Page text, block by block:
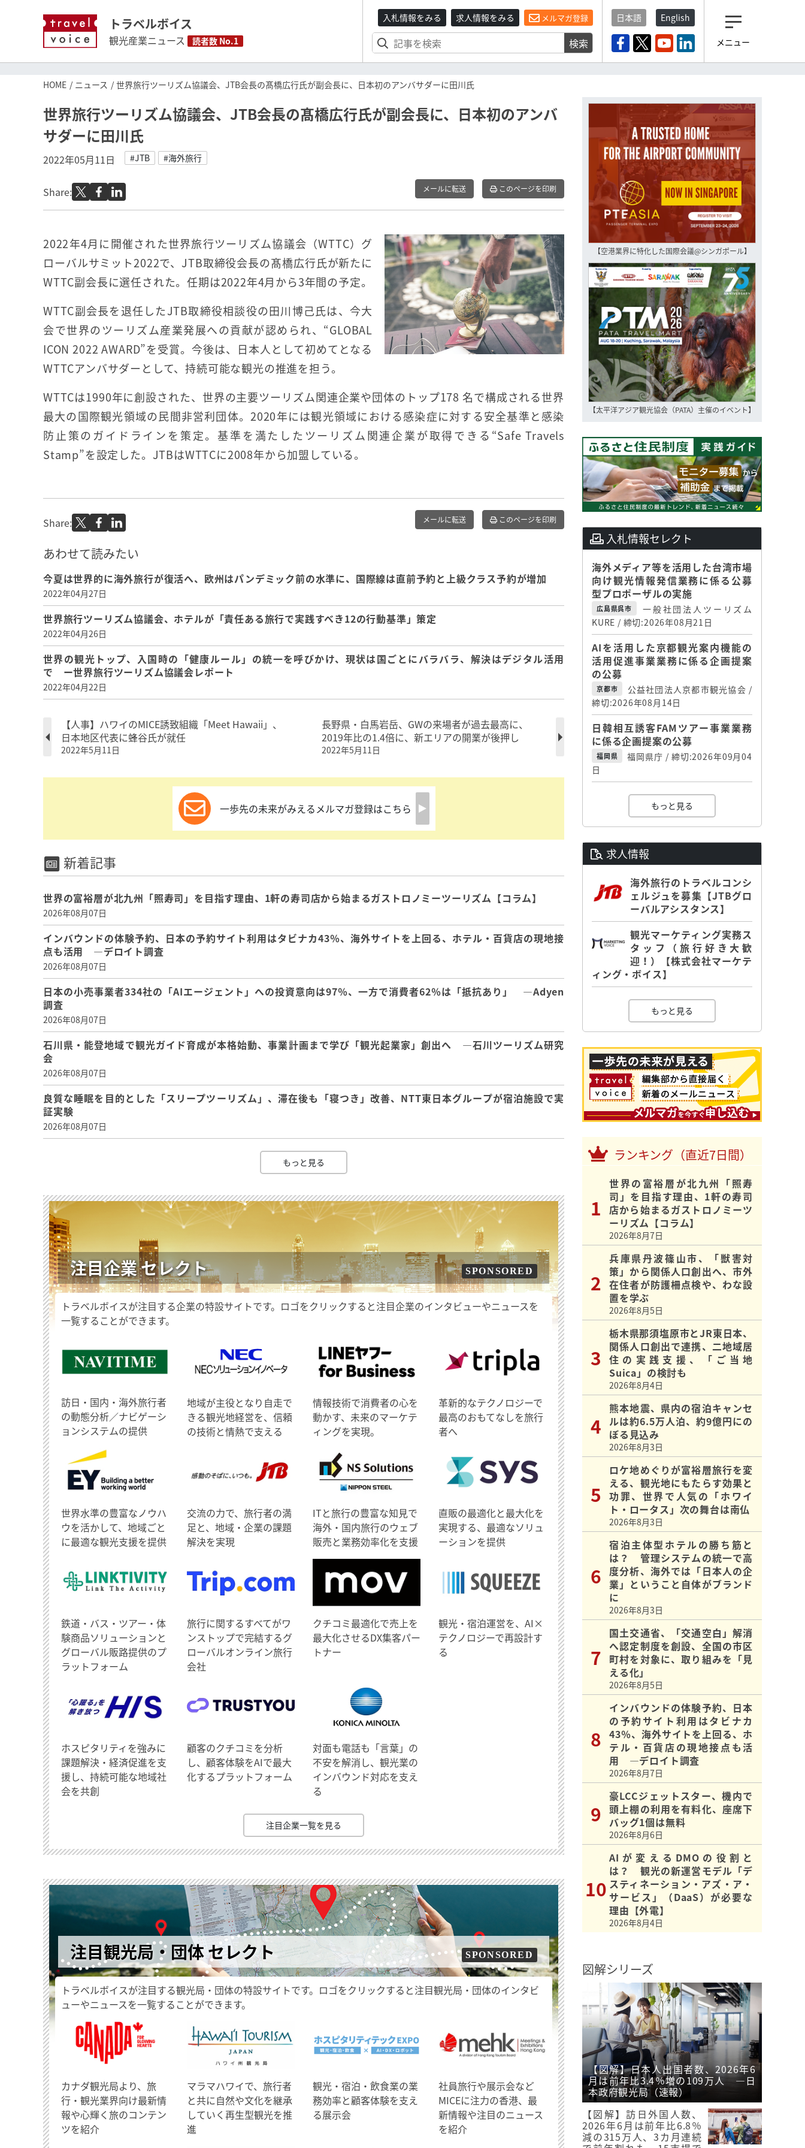
トラベルボイス
観光産業ニュース 読者数 No.1
入札情報をみる 求人情報をみる メルマガ登録
検索
日本語 English
メニュー
HOME ニュース 世界旅行ツーリズム協議会、JTB会長の髙橋広行氏が副会長に、日本初のアンバサダーに田川氏
世界旅行ツーリズム協議会、JTB会長の髙橋広行氏が副会長に、日本初のアンバ
サダーに田川氏
2022年05月11日 #JTB #海外旅行
Share: メールに転送 このページを印刷
2022年4月に開催された世界旅行ツーリズム協議会（WTTC）グ
ローバルサミット2022で、JTB取締役会長の髙橋広行氏が新たに
WTTC副会長に選任された。任期は2022年4月から3年間の予定。
WTTC副会長を退任したJTB取締役相談役の田川博己氏は、今大
会で世界のツーリズム産業発展への貢献が認められ、“GLOBAL
ICON 2022 AWARD”を受賞。今後は、日本人として初めてとなる
WTTCアンバサダーとして、持続可能な観光の推進を担う。
WTTCは1990年に創設された、世界の主要ツーリズム関連企業や団体のトップ178 名で構成される世界
最大の国際観光領域の民間非営利団体。2020年には観光領域における感染症に対する安全基準と感染
防止策のガイドラインを策定。基準を満たしたツーリズム関連企業が取得できる“Safe Travels
Stamp”を設定した。JTBはWTTCに2008年から加盟している。
Share: メールに転送 このページを印刷
あわせて読みたい
今夏は世界的に海外旅行が復活へ、欧州はパンデミック前の水準に、国際線は直前予約と上級クラス予約が増加
2022年04月27日
世界旅行ツーリズム協議会、ホテルが「責任ある旅行で実践すべき12の行動基準」策定
2022年04月26日
世界の観光トップ、入国時の「健康ルール」の統一を呼びかけ、現状は国ごとにバラバラ、解決はデジタル活用
で ー世界旅行ツーリズム協議会レポート
2022年04月22日
【人事】ハワイのMICE誘致組織「Meet Hawaii」、
日本地区代表に蜂谷氏が就任
2022年5月11日
長野県・⽩馬岩岳、GWの来場者が過去最高に、
2019年比の1.4倍に、新エリアの開業が後押し
2022年5月11日
一歩先の未来がみえるメルマガ登録はこちら
新着記事
世界の富裕層が北九州「照寿司」を目指す理由、1軒の寿司店から始まるガストロノミーツーリズム【コラム】
2026年08月07日
インバウンドの体験予約、日本の予約サイト利用はタビナカ43％、海外サイトを上回る、ホテル・百貨店の現地接
点も活用 ―デロイト調査
2026年08月07日
日本の小売事業者334社の「AIエージェント」への投資意向は97％、一方で消費者62％は「抵抗あり」 ―Adyen
調査
2026年08月07日
石川県・能登地域で観光ガイド育成が本格始動、事業計画まで学び「観光起業家」創出へ ―石川ツーリズム研究
会
2026年08月07日
良質な睡眠を目的とした「スリープツーリズム」、滞在後も「寝つき」改善、NTT東日本グループが宿泊施設で実
証実験
2026年08月07日
もっと見る
注目企業 セレクト SPONSORED
トラベルボイスが注目する企業の特設サイトです。ロゴをクリックすると注目企業のインタビューやニュースを
一覧することができます。
訪日・国内・海外旅行者
の動態分析／ナビゲーシ
ョンシステムの提供
地域が主役となり自走で
きる観光地経営を、信頼
の技術と情熱で支える
情報技術で消費者の心を
動かす、未来のマーケテ
ィングを実現。
革新的なテクノロジーで
最高のおもてなしを旅行
者へ
世界水準の豊富なノウハ
ウを活かして、地域ごと
に最適な観光支援を提供
交流の力で、旅行者の満
足と、地域・企業の課題
解決を実現
ITと旅行の豊富な知見で
海外・国内旅行のウェブ
販売と業務効率化を支援
直販の最適化と最大化を
実現する、最適なソリュ
ーションを提供
鉄道・バス・ツアー・体
験商品ソリューションと
グローバル販路提供のプ
ラットフォーム
旅行に関するすべてがワ
ンストップで完結するグ
ローバルオンライン旅行
会社
クチコミ最適化で売上を
最大化させるDX集客パー
トナー
観光・宿泊運営を、AI×
テクノロジーで再設計す
る
ホスピタリティを強みに
課題解決・経済促進を支
援し、持続可能な地域社
会を共創
顧客のクチコミを分析
し、顧客体験をAIで最大
化するプラットフォーム
対面も電話も「言葉」の
不安を解消し、観光業の
インバウンド対応を支え
る
注目企業一覧を見る
注目観光局・団体 セレクト SPONSORED
トラベルボイスが注目する観光局・団体の特設サイトです。ロゴをクリックすると注目観光局・団体のインタビ
ューやニュースを一覧することができます。
​カナダ観光局より、旅
行・観光業界向け最新情
報や心輝く旅のコンテン
ツを紹介
マラマハワイで、旅行者
と共に自然や文化を継承
していく再生型観光を推
進
観光・宿泊・飲食業の業
務効率と顧客体験を支え
る展示会
社員旅行や展示会など
MICEに注力の香港、最
新情報や注目のニュース
を紹介
【空港業界に特化した国際会議@シンガポール】
【太平洋アジア観光協会（PATA）主催のイベント】
入札情報セレクト
海外メディア等を活用した台湾市場
向け観光情報発信業務に係る公募
型プロポーザルの実施
広島県呉市
一般社団法人ツーリズム
KURE / 締切:2026年08月21日
AIを活用した京都観光案内機能の
活用促進事業業務に係る企画提案
の公募
京都市
公益社団法人京都市観光協会 /
締切:2026年08月14日
日韓相互誘客FAMツアー事業業務
に係る企画提案の公募
福岡県
福岡県庁 / 締切:2026年09月04
日
もっと見る
求人情報
海外旅行のトラベルコンシ
ェルジュを募集【JTBグロ
ーバルアシスタンス】
観光マーケティング実務ス
タッフ（旅行好き大歓
迎！）【株式会社マーケテ
ィング・ボイス】
もっと見る
ランキング（直近7日間）
世界の富裕層が北九州「照寿
司」を目指す理由、1軒の寿司
店から始まるガストロノミーツ
ーリズム【コラム】
2026年8月7日
兵庫県丹波篠山市、「獣害対
策」から関係人口創出へ、市外
在住者が防護柵点検や、わな設
置を学ぶ
2026年8月5日
栃木県那須塩原市とJR東日本、
関係人口創出で連携、二地域居
住の実践支援、「ご当地
Suica」の検討も
2026年8月4日
熊本地震、県内の宿泊キャンセ
ルは約6.5万人泊、約9億円にの
ぼる見込み
2026年8月3日
ロケ地めぐりが富裕層旅行を変
える、観光地にもたらす効果と
功罪、世界で人気の「ホワイ
ト・ロータス」次の舞台は南仏
2026年8月3日
宿泊主体型ホテルの勝ち筋と
は？ 管理システムの統一で高
度分析、海外では「日本人の企
業」ということ自体がブランド
に
2026年8月3日
国土交通省、「交通空白」解消
へ認定制度を創設、全国の市区
町村を対象に、取り組みを「見
える化」
2026年8月5日
インバウンドの体験予約、日本
の予約サイト利用はタビナカ
43％、海外サイトを上回る、ホ
テル・百貨店の現地接点も活
用 ―デロイト調査
2026年8月7日
豪LCCジェットスター、機内で
頭上棚の利用を有料化、座席下
バッグ1個は無料
2026年8月6日
AIが変えるDMOの役割と
は？ 観光の新運営モデル「デ
スティネーション・アズ・ア・
サービス」（DaaS）が必要な
理由【外電】
2026年8月4日
図解シリーズ
【図解】日本人出国者数、2026年6
月は前年比3.4％増の109万人 ―日
本政府観光局（速報）
【図解】訪日外国人数、
2026年6月は前年比6.8％
減の315万人、3カ月連続
観光産業ニュース「トラベ
登録済みですよね？
もし未だ登録していないなら…
いますぐ登録する